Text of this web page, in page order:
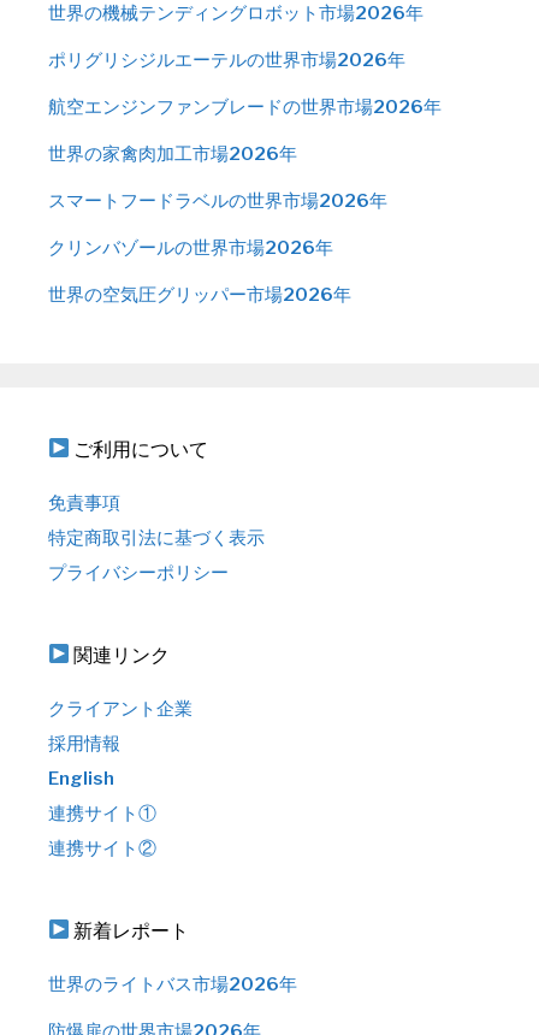
世界の機械テンディングロボット市場2026年
ポリグリシジルエーテルの世界市場2026年
航空エンジンファンブレードの世界市場2026年
世界の家禽肉加工市場2026年
スマートフードラベルの世界市場2026年
クリンバゾールの世界市場2026年
世界の空気圧グリッパー市場2026年
ご利用について
免責事項
特定商取引法に基づく表示
プライバシーポリシー
関連リンク
クライアント企業
採用情報
English
連携サイト①
連携サイト②
新着レポート
世界のライトバス市場2026年